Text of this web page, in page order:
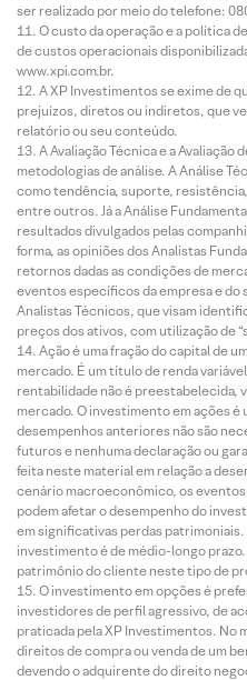
ser realizado por meio do telefone:
O custo da operação e a política
de custos operacionais
www.xpi.com.br.
A XP Investimentos se exime de
prejuízos, diretos ou indiretos, que
relatório ou seu conteúdo.
A Avaliação Técnica e a
metodologias de análise. A Análise
como tendência, suporte,
entre outros. Já a Análise
resultados divulgados pelas
forma, as opiniões dos Analistas
retornos dadas as condições de
eventos específicos da empresa e
Analistas Técnicos, que visam
preços dos ativos, com utilização de
Ação é uma fração do capital de
mercado. É um título de renda
rentabilidade não é preestabelecida,
mercado. O investimento em ações
desempenhos anteriores não são
futuros e nenhuma declaração ou
feita neste material em relação a
cenário macroeconômico, os
podem afetar o desempenho do
em significativas perdas
investimento é de médio-longo
patrimônio do cliente neste tipo de
O investimento em opções é
investidores de perfil agressivo, de
praticada pela XP Investimentos. No
direitos de compra ou venda de um
devendo o adquirente do direito